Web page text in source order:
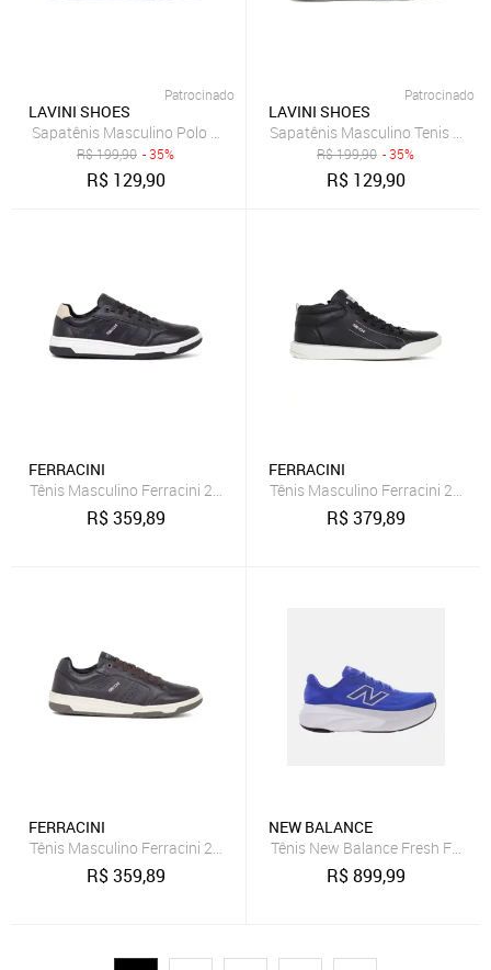
Patrocinado
LAVINI SHOES
Sapatênis Masculino Polo Joy Slip On Casual Todos Tamanhos
R$199,90 - 35%
R$ 129,90
Patrocinado
LAVINI SHOES
Sapatênis Masculino Tenis
R$199,90 - 35%
R$ 129,90
FERRACINI
Tênis Masculino Ferracini 24h Casual Vox Conforto Cadarço
R$359,89
FERRACINI
Tênis Masculino Ferracini 24h
R$379,89
FERRACINI
Tênis Masculino Ferracini 24h Casual Vox Conforto Cadarço
R$359,89
NEW BALANCE
Tênis New Balance Fresh Foam
R$899,99